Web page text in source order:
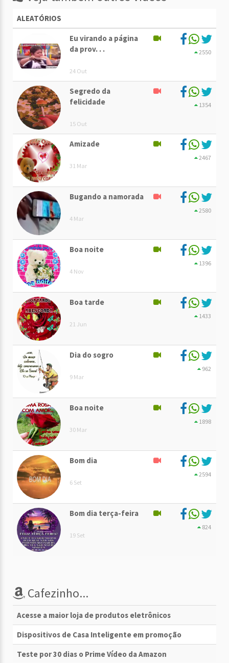
ALEATÓRIOS
Eu virando a página
da prov. . .
24 Out
2550
Segredo da
felicidade
15 Out
1354
Amizade
31 Mar
2467
Bugando a namorada
4 Mar
2580
Boa noite
4 Nov
1396
Boa tarde
21 Jun
1433
Dia do sogro
9 Mar
962
Boa noite
30 Mar
1898
Bom dia
6 Set
2594
Bom dia terça-feira
19 Set
824
Cafezinho...
Acesse a maior loja de produtos eletrônicos
Dispositivos de Casa Inteligente em promoção
Teste por 30 dias o Prime Vídeo da Amazon